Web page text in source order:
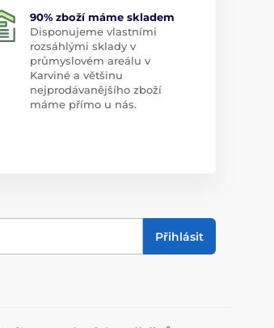
90% zboží máme skladem
Disponujeme vlastními
rozsáhlými sklady v
průmyslovém areálu v
Karviné a většinu
nejprodávanějšího zboží
máme přímo u nás.
Přihlásit